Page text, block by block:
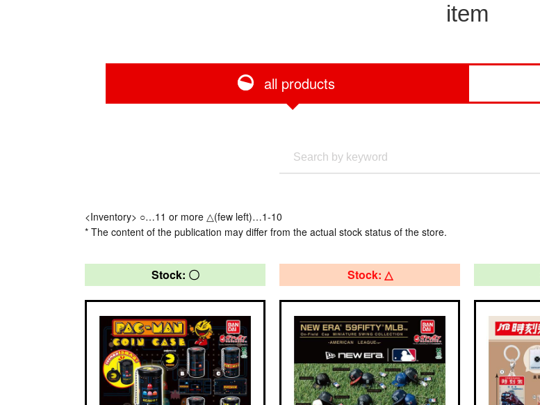
item
all products
<Inventory> ○…11 or more △(few left)…1-10
* The content of the publication may differ from the actual stock status of the store.
Stock: 〇 Stock: △